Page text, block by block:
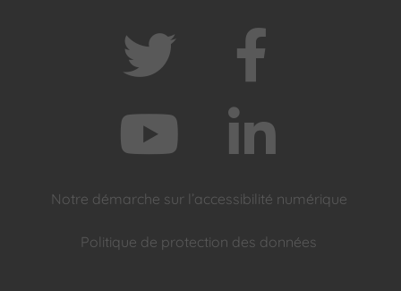
Notre démarche sur l’accessibilité numérique
Politique de protection des données